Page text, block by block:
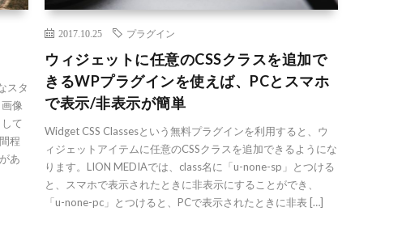
スタ
像
て
程
あ
2017.10.25 プラグイン
ウィジェットに任意のCSSクラスを追加で
きるWPプラグインを使えば、PCとスマホ
で表示/非表示が簡単
Widget CSS Classesという無料プラグインを利用すると、ウ
ィジェットアイテムに任意のCSSクラスを追加できるようにな
ります。LION MEDIAでは、class名に「u-none-sp」とつける
と、スマホで表示されたときに非表示にすることができ、
「u-none-pc」とつけると、PCで表示されたときに非表 […]